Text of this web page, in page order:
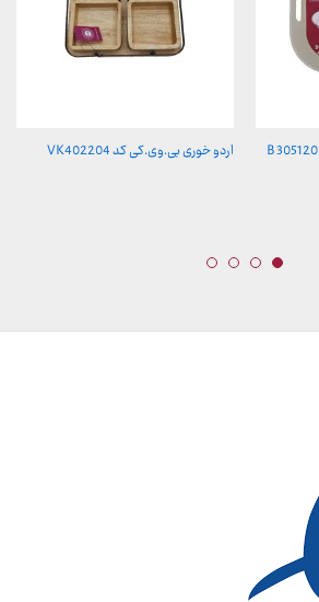
اردو خوری بی.وی.کی کد VK402204